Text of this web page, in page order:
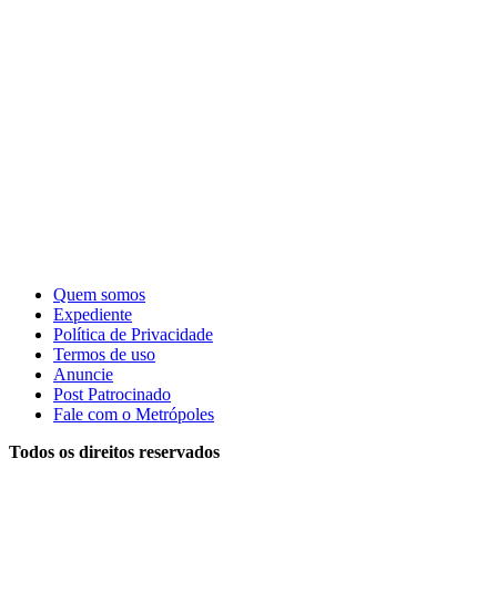
Quem somos
Expediente
Política de Privacidade
Termos de uso
Anuncie
Post Patrocinado
Fale com o Metrópoles
Todos os direitos reservados